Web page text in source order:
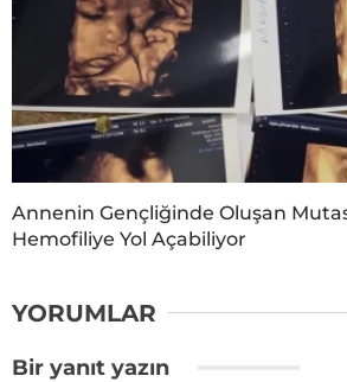
Annenin Gençliğinde Oluşan
Hemofiliye Yol Açabiliyor
YORUMLAR
Bir yanıt yazın